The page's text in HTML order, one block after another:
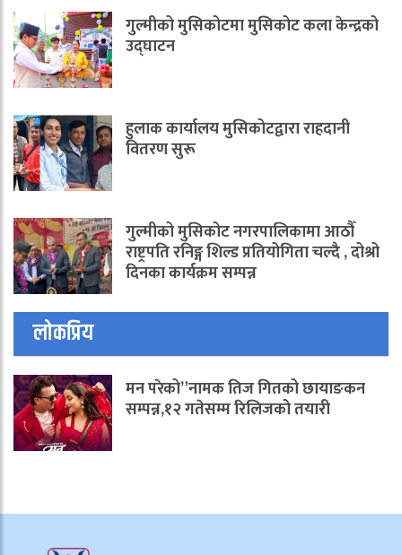
गुल्मीको मुसिकोटमा मुसिकोट कला केन्द्रको
उद्घाटन
हुलाक कार्यालय मुसिकोटद्वारा राहदानी
वितरण सुरू
गुल्मीको मुसिकोट नगरपालिकामा आठौँ
राष्ट्रपति रनिङ्ग शिल्ड प्रतियोगिता चल्दै , दोश्रो
दिनका कार्यक्रम सम्पन्न
लोकप्रिय
मन परेको”नामक तिज गितको छायाङकन
सम्पन्न,१२ गतेसम्म रिलिजको तयारी